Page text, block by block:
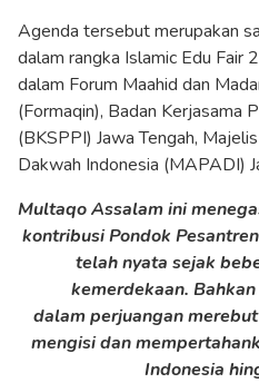
Agenda tersebut merupakan
dalam rangka Islamic Edu
dalam Forum Maahid dan
(Formaqin), Badan Kerjasama
(BKSPPI) Jawa Tengah,
Dakwah Indonesia (MAPADI)
Multaqo Assalam ini
kontribusi Pondok
telah nyata sejak
kemerdekaan.
dalam perjuangan
mengisi dan
Indonesia